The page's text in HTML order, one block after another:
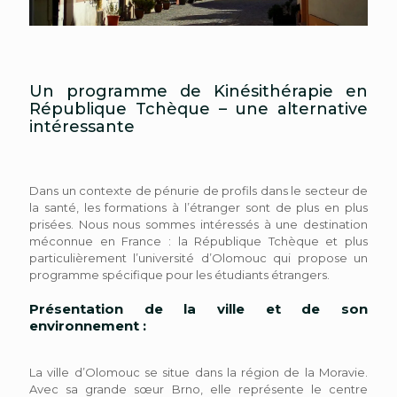
Un programme de Kinésithérapie en
République Tchèque – une alternative
intéressante
Dans un contexte de pénurie de profils dans le secteur de
la santé, les formations à l’étranger sont de plus en plus
prisées. Nous nous sommes intéressés à une destination
méconnue en France : la République Tchèque et plus
particulièrement l’université d’Olomouc qui propose un
programme spécifique pour les étudiants étrangers.
Présentation de la ville et de son
environnement :
La ville d’Olomouc se situe dans la région de la Moravie.
Avec sa grande sœur Brno, elle représente le centre